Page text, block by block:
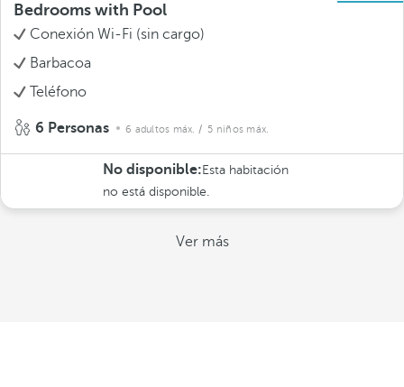
Bedrooms with Pool
Conexión Wi-Fi (sin cargo)
Barbacoa
Teléfono
6 Personas 6 adultos máx. / 5 niños máx.
No disponible: Esta habitación
no está disponible.
Ver más